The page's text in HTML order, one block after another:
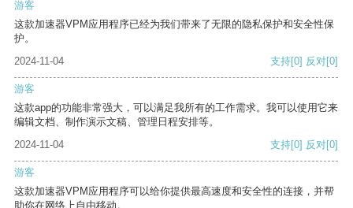
游客
这款加速器VPM应用程序已经为我们带来了无限的隐私保护和安全性保
护。
2024-11-04
支持[0] 反对[0]
游客
这款app的功能非常强大，可以满足我所有的工作需求。我可以使用它来
编辑文档、制作演示文稿、管理日程安排等。
2024-11-04
支持[0] 反对[0]
游客
这款加速器VPM应用程序可以给你提供最高速度和安全性的连接，并帮
助你在网络上自由移动。